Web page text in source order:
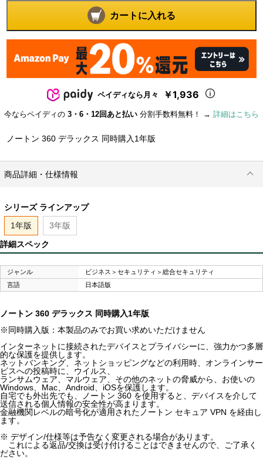
カートに入れる
ペイディなら月々 ￥1,936
今ならペイディの 3・6・12回あと払い 分割手数料無料！ → 詳細はこちら
ノートン 360 デラックス 同時購入1年版
商品詳細・仕様情報
シリーズ ラインアップ
1年版
3年版
詳細スペック
ジャンル
ビジネス＞セキュリティ＞総合セキュリティ
言語
日本語版
ノートン 360 デラックス 同時購入1年版
※同時購入版：本製品のみでお買い求めいただけません
インターネットに接続されたデバイスとプライバシーに、強力かつ多層
的な保護を提供します。
ネットバンキング、ネットショッピングなどの利用時、オンラインサー
ビスへの投稿時に、ウイルス、
ランサムウェア、マルウェア、その他のネットの脅威から、お使いの
Windows、Mac、Android、iOSを保護します。
自宅でも外出先でも、ノートン 360 を使用すると、デバイスを介して
送信される個人情報の安全性が高まります。
金融機関レベルの暗号化が適用されたノートン セキュア VPN を経由し
ます。
※ デザイン/仕様等は予告なく変更される場合があります。
これによる返品/交換は受け付けることはできませんので、ご了承く
ださい。